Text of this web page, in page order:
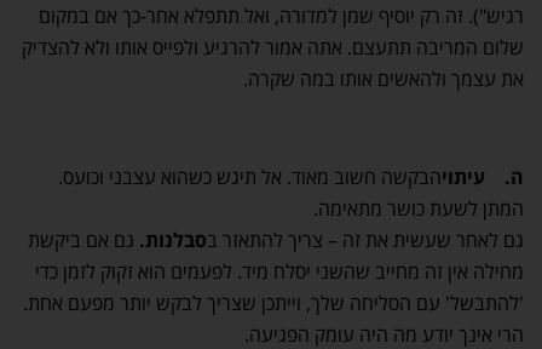
רגיש"). זה רק יוסיף שמן למדורה, ואל תתפלא אחר-כך אם במקום
שלום המריבה תתעצם. אתה אמור להרגיע ולפייס אותו ולא להצדיק
את עצמך ולהאשים אותו במה שקרה.
ה. עיתויהבקשה חשוב מאוד. אל תיגש כשהוא עצבני וכועס.
המתן לשעת כושר מתאימה.
גם לאחר שעשית את זה – צריך להתאזר בסבלנות. גם אם ביקשת
מחילה אין זה מחייב שהשני יסלח מיד. לפעמים הוא זקוק לזמן כדי
'להתבשל' עם הסליחה שלך, וייתכן שצריך לבקש יותר מפעם אחת.
הרי אינך יודע מה היה עומק הפגיעה.